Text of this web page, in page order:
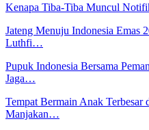
Kenapa Tiba-Tiba Muncul
Jateng Menuju Indonesia Emas
Luthfi…
Pupuk Indonesia Bersama
Jaga…
Tempat Bermain Anak Terbesar
Manjakan…